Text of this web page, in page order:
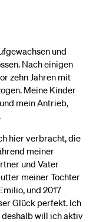
und
Nach einigen
zehn Jahren mit
Meine Kinder
mein Antrieb,
hier verbracht, die
meiner
und Vater
meiner Tochter
und 2017
Glück perfekt. Ich
deshalb will ich aktiv